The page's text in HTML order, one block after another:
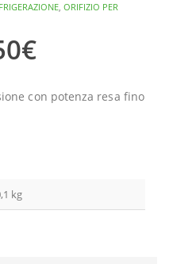
, ORIFIZIO PER
€
con potenza resa fino
kg